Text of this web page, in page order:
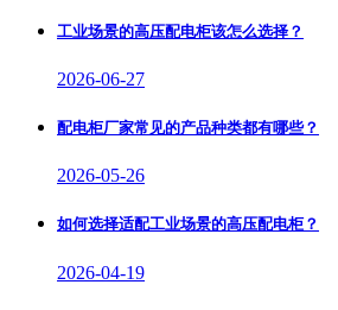
工业场景的高压配电柜该怎么选择？
2026-06-27
配电柜厂家常见的产品种类都有哪些？
2026-05-26
如何选择适配工业场景的高压配电柜？
2026-04-19